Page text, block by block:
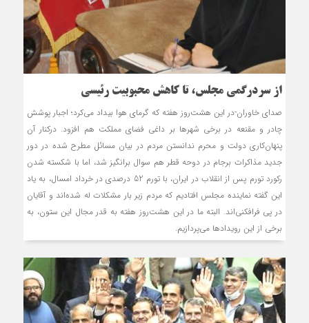
از سردرگمی مجلس، تا کاهش محبوبیت رئیسی
صدای خاوران-در این هشت‌روز هفته که گرمای هوا بیداد می‌کرد؛ اجبار پوشش
چادر و مقنعه در برخی شهرها بر داغی فضای مملکت هم افزود. درکنار آن
پنهان‌کاری دولت و محرم ندانستن مردم در بیان مسائل مطرح شده در دور
جدید مذاکرات برجام در دوحه قطر هم سوال برانگیز شد، اما با شکسته شدن
رکورد تورم‌ پس از انقلاب در ایران، با تورم 52 درصدی در خرداد امسال، به یاد
این گفته نماینده مجلس افتادیم که مردم زیر بار مشکلات له شده‌اند و آقایان
در پی فرافکنی‌اند. البته ما در این هشت‌روز هفته به قدر مجال این ستون، به
برخی از این رویدادها می‌پردازیم.